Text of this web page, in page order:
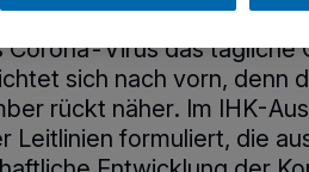
Corona-Virus das tägliche
sich nach vorn, denn
rückt näher. Im IHK-
Leitlinien formuliert, die